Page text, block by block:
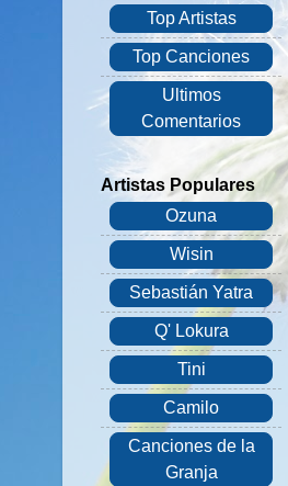
Top Artistas
Top Canciones
Ultimos
Comentarios
Artistas Populares
Ozuna
Wisin
Sebastián Yatra
Q' Lokura
Tini
Camilo
Canciones de la
Granja